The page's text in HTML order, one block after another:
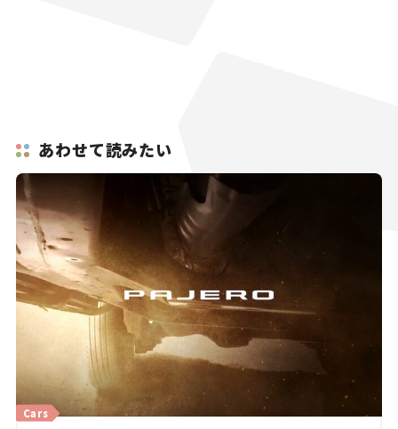
あわせて読みたい
Cars